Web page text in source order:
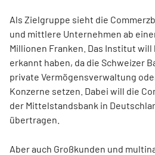
Als Zielgruppe sieht die
und mittlere Unternehmen ab
Millionen Franken. Das Institut
erkannt haben, da die Schweizer
private Vermögensverwaltung
Konzerne setzen. Dabei will die
der Mittelstandsbank in
übertragen.
Aber auch Großkunden und